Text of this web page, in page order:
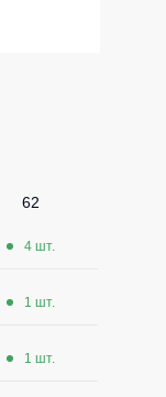
62
4 шт.
1 шт.
1 шт.